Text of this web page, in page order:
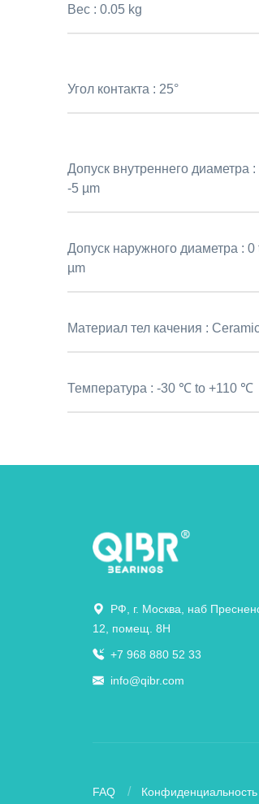
Вес :0.05 kg
Угол контакта : 25°
Допуск внутреннего диаметра :
-5 µm
Допуск наружного диаметра :0
µm
Материал тел качения :
Температура :-30 ℃ to +110 ℃
РФ, г. Москва, наб
12, помещ. 8Н
+7 968 880 52 33
info@qibr.com
FAQ Конфиденциальность